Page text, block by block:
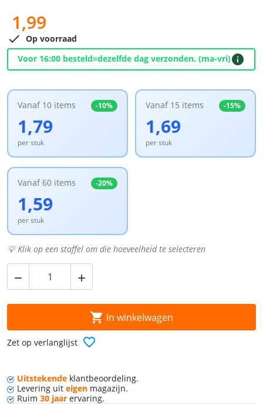
1,99
 Op voorraad
Voor 16:00 besteld=dezelfde dag verzonden. (ma-vri)info
Vanaf 10 items -10%
1,79
per stuk
Vanaf 15 items -15%
1,69
per stuk
Vanaf 60 items -20%
1,59
per stuk
💡 Klik op een staffel om die hoeveelheid te selecteren
 
 In winkelwagen
Zet op verlanglijst favorite_border
Uitstekende klantbeoordeling.
Levering uit eigen magazijn.
Ruim 30 jaar ervaring.